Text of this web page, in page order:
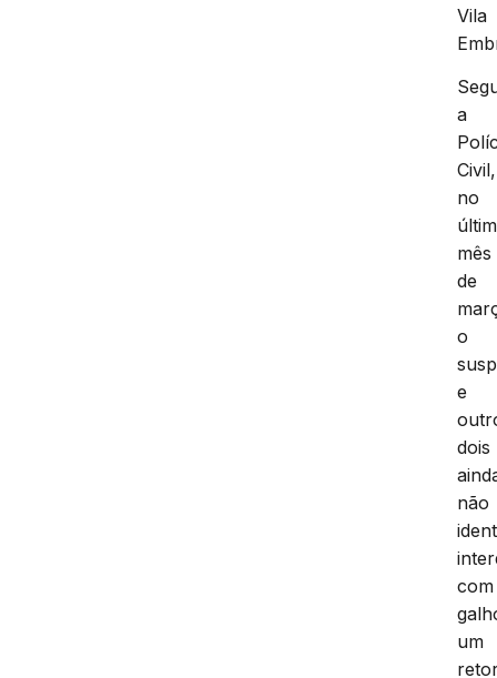
Vila
a
Civil,
no
mês
de
o
e
dois
não
com
um